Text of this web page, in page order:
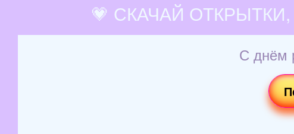
💗 СКАЧАЙ
С днём